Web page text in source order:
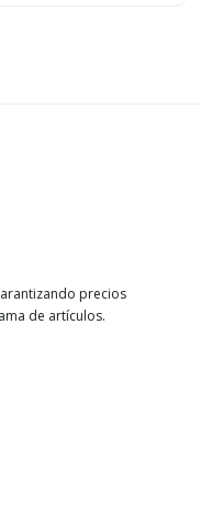
precios
de artículos.